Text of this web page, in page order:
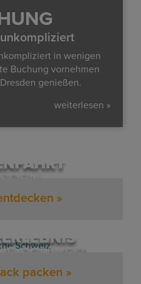
in wenigen
Buchung vornehmen
genießen.
weiterlesen »
»
SCHWEIZ
packen »